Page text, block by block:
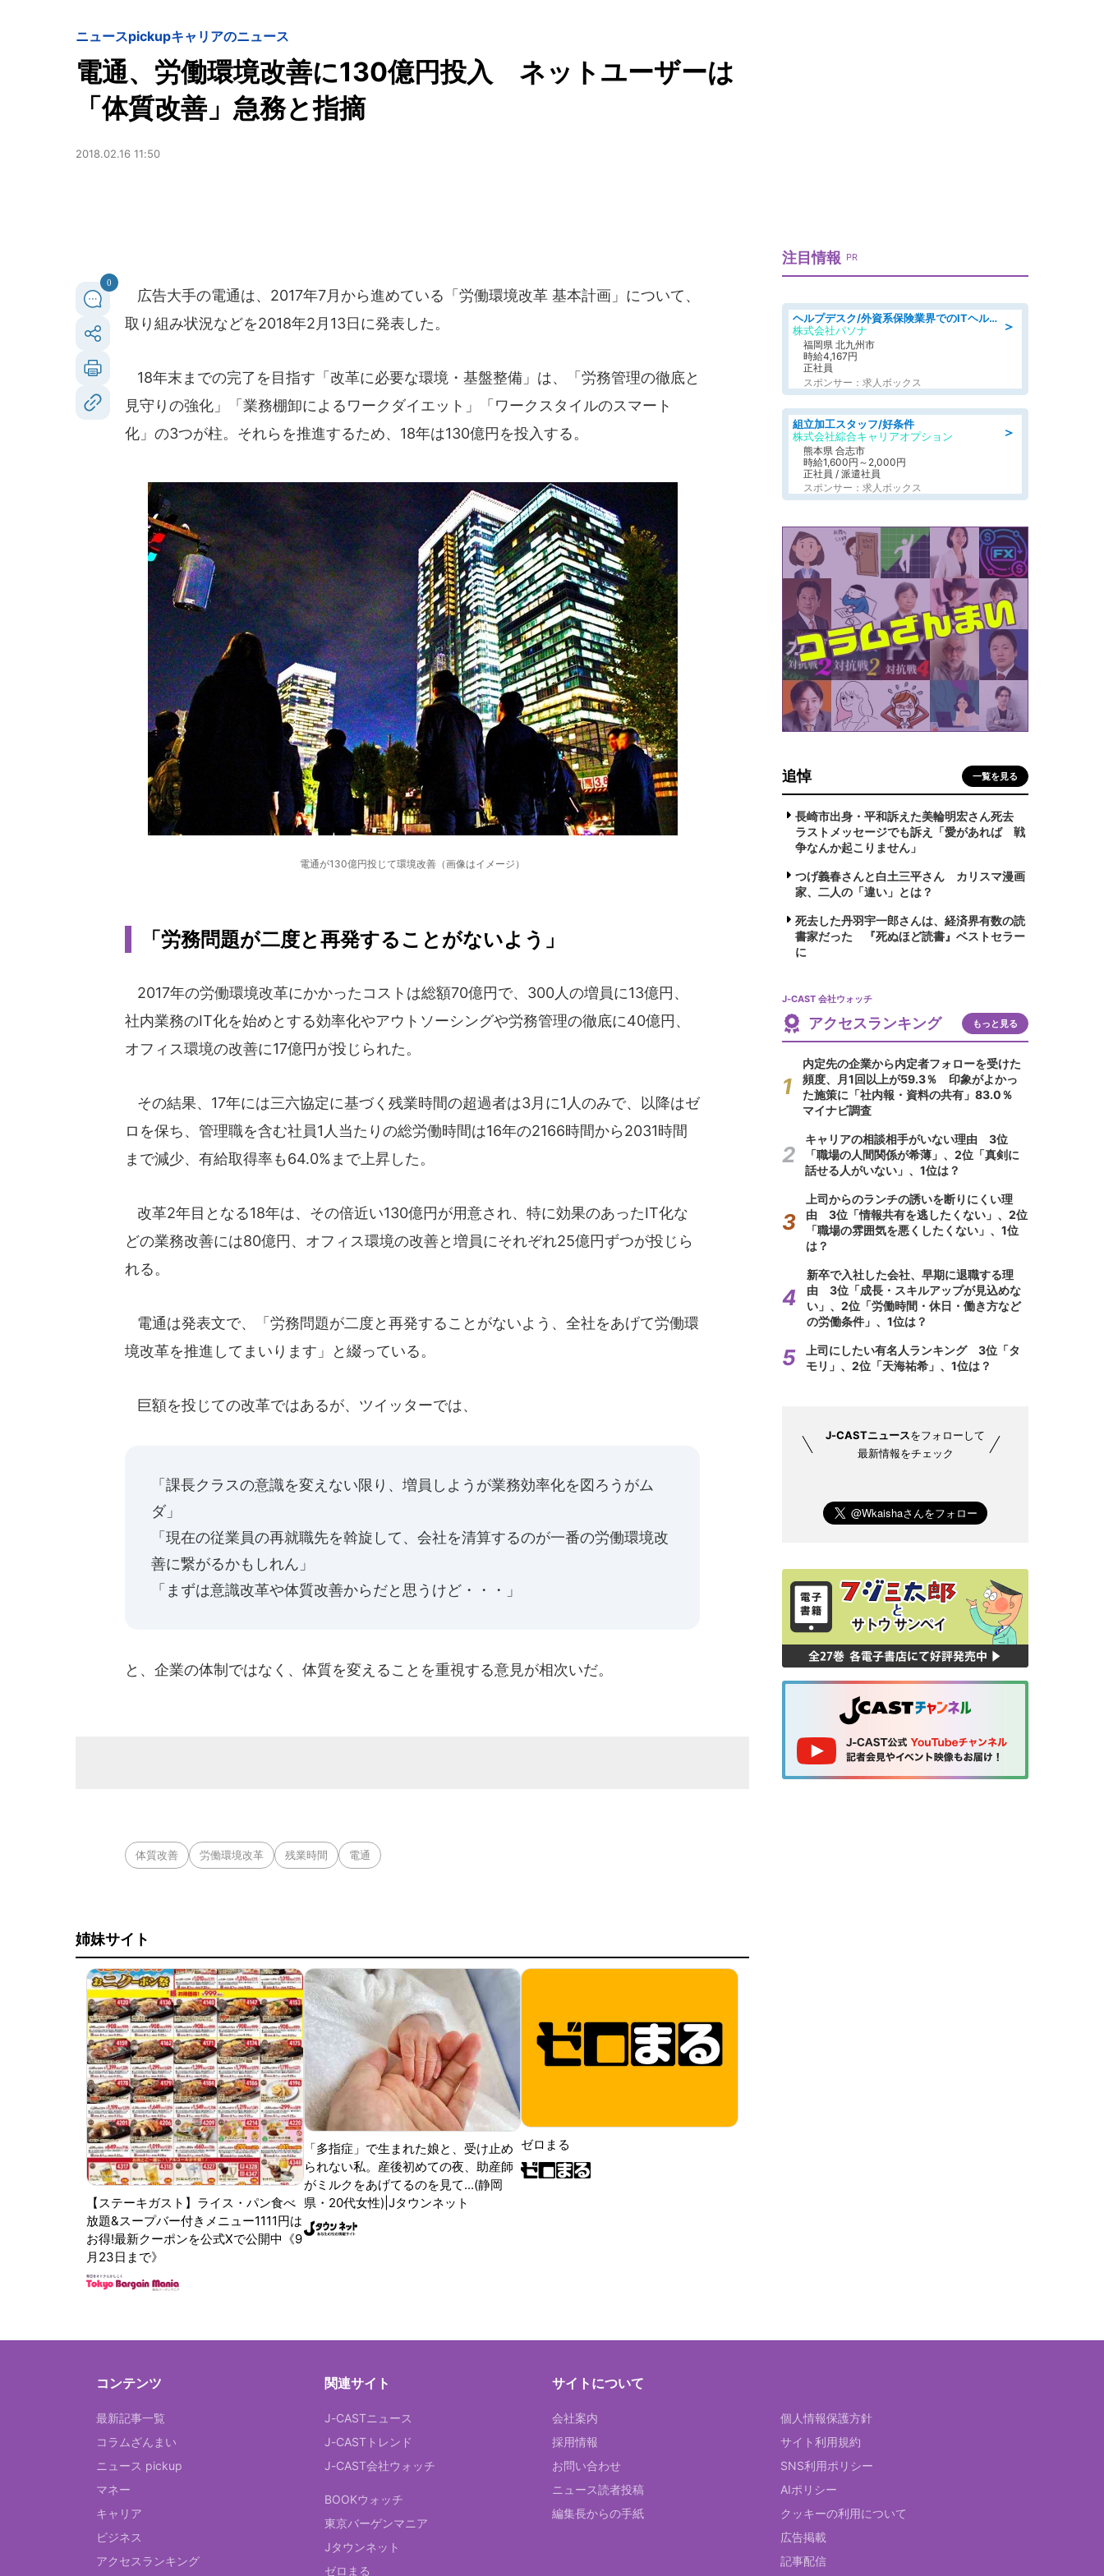
ニュースpickupキャリアのニュース
電通、労働環境改善に130億円投入 ネットユーザーは
「体質改善」急務と指摘
2018.02.16 11:50
0
広告大手の電通は、2017年7月から進めている「労働環境改革 基本計画」について、
取り組み状況などを2018年2月13日に発表した。
18年末までの完了を目指す「改革に必要な環境・基盤整備」は、「労務管理の徹底と
見守りの強化」「業務棚卸によるワークダイエット」「ワークスタイルのスマート
化」の3つが柱。それらを推進するため、18年は130億円を投入する。
電通が130億円投じて環境改善（画像はイメージ）
「労務問題が二度と再発することがないよう」
2017年の労働環境改革にかかったコストは総額70億円で、300人の増員に13億円、
社内業務のIT化を始めとする効率化やアウトソーシングや労務管理の徹底に40億円、
オフィス環境の改善に17億円が投じられた。
その結果、17年には三六協定に基づく残業時間の超過者は3月に1人のみで、以降はゼ
ロを保ち、管理職を含む社員1人当たりの総労働時間は16年の2166時間から2031時間
まで減少、有給取得率も64.0%まで上昇した。
改革2年目となる18年は、その倍近い130億円が用意され、特に効果のあったIT化な
どの業務改善には80億円、オフィス環境の改善と増員にそれぞれ25億円ずつが投じら
れる。
電通は発表文で、「労務問題が二度と再発することがないよう、全社をあげて労働環
境改革を推進してまいります」と綴っている。
巨額を投じての改革ではあるが、ツイッターでは、
「課長クラスの意識を変えない限り、増員しようが業務効率化を図ろうがム
ダ」
「現在の従業員の再就職先を斡旋して、会社を清算するのが一番の労働環境改
善に繋がるかもしれん」
「まずは意識改革や体質改善からだと思うけど・・・」
と、企業の体制ではなく、体質を変えることを重視する意見が相次いだ。
体質改善 労働環境改革 残業時間 電通
姉妹サイト
【ステーキガスト】ライス・パン食べ
放題&スープバー付きメニュー1111円は
お得!最新クーポンを公式Xで公開中《9
月23日まで》
「多指症」で生まれた娘と、受け止め
られない私。産後初めての夜、助産師
がミルクをあげてるのを見て...(静岡
県・20代女性)|Jタウンネット
ゼロまる
注目情報 PR
＞
ヘルプデスク/外資系保険業界でのITヘルプデスク業務/駅近/即日勤務可/ヘルプデスク
株式会社パソナ
福岡県 北九州市
時給4,167円
正社員
スポンサー：求人ボックス
＞
組立加工スタッフ/好条件
株式会社綜合キャリアオプション
熊本県 合志市
時給1,600円～2,000円
正社員 / 派遣社員
スポンサー：求人ボックス
追悼 一覧を見る
長崎市出身・平和訴えた美輪明宏さん死去
ラストメッセージでも訴え「愛があれば 戦
争なんか起こりません」
つげ義春さんと白土三平さん カリスマ漫画
家、二人の「違い」とは？
死去した丹羽宇一郎さんは、経済界有数の読
書家だった 『死ぬほど読書』ベストセラー
に
J-CAST 会社ウォッチ
アクセスランキング もっと見る
内定先の企業から内定者フォローを受けた
頻度、月1回以上が59.3％ 印象がよかっ
た施策に「社内報・資料の共有」83.0％
マイナビ調査
キャリアの相談相手がいない理由 3位
「職場の人間関係が希薄」、2位「真剣に
話せる人がいない」、1位は？
上司からのランチの誘いを断りにくい理
由 3位「情報共有を逃したくない」、2位
「職場の雰囲気を悪くしたくない」、1位
は？
新卒で入社した会社、早期に退職する理
由 3位「成長・スキルアップが見込めな
い」、2位「労働時間・休日・働き方など
の労働条件」、1位は？
上司にしたい有名人ランキング 3位「タ
モリ」、2位「天海祐希」、1位は？
J-CASTニュースをフォローして
最新情報をチェック
コンテンツ
最新記事一覧
コラムざんまい
ニュース pickup
マネー
キャリア
ビジネス
アクセスランキング
関連サイト
J-CASTニュース
J-CASTトレンド
J-CAST会社ウォッチ
BOOKウォッチ
東京バーゲンマニア
Jタウンネット
ゼロまる
サイトについて
会社案内
採用情報
お問い合わせ
ニュース読者投稿
編集長からの手紙
個人情報保護方針
サイト利用規約
SNS利用ポリシー
AIポリシー
クッキーの利用について
広告掲載
記事配信